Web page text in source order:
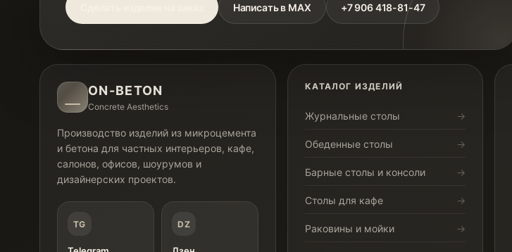
Написать в MAX +7 906 418-81-47
ON-BETON
Concrete Aesthetics
Производство изделий из микроцемента
и бетона для частных интерьеров, кафе,
салонов, офисов, шоурумов и
дизайнерских проектов.
TG DZ
КАТАЛОГ ИЗДЕЛИЙ
Журнальные столы
Обеденные столы
Барные столы и консоли
Столы для кафе
Раковины и мойки